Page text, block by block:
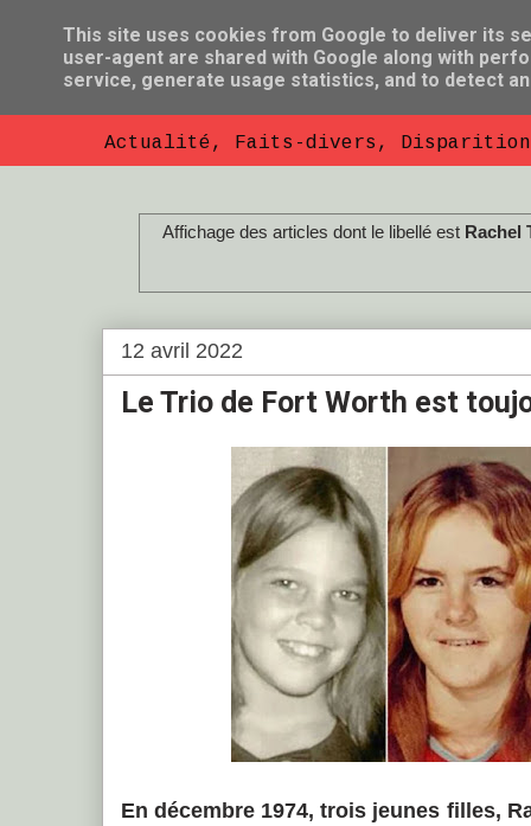
So Florent B
Actualité, Faits-divers,
Affichage des articles dont le libellé est Rachel
12 avril 2022
Le Trio de Fort Worth est
En décembre 1974, trois jeunes filles,
This site uses cookies from Google to deliver its
user-agent are shared with Google along with
service, generate usage statistics, and to detect